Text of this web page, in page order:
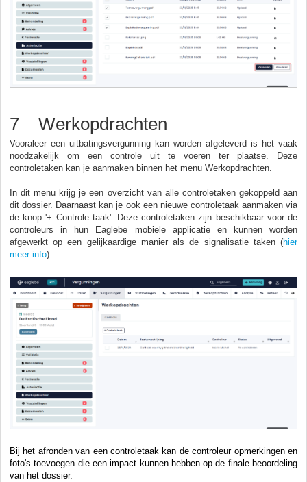
7 Werkopdrachten
Vooraleer een uitbatingsvergunning kan worden afgeleverd is het vaak
noodzakelijk om een controle uit te voeren ter plaatse. Deze
controletaken kan je aanmaken binnen het menu Werkopdrachten.
In dit menu krijg je een overzicht van alle controletaken gekoppeld aan
dit dossier. Daarnaast kan je ook een nieuwe controletaak aanmaken via
de knop '+ Controle taak'. Deze controletaken zijn beschikbaar voor de
controleurs in hun Eaglebe mobiele applicatie en kunnen worden
afgewerkt op een gelijkaardige manier als de signalisatie taken (hier
meer info).
Bij het afronden van een controletaak kan de controleur opmerkingen en
foto's toevoegen die een impact kunnen hebben op de finale beoordeling
van het dossier.